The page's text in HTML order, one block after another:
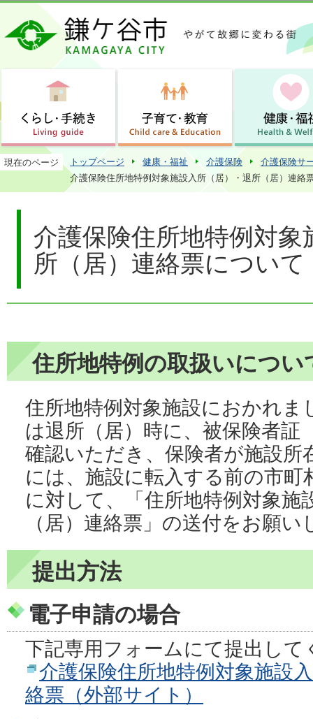
この
現在のページ トップページ 健康・福祉 介護保険
介護保険サ
介護保険住所地特例対象施設入所（居）・退所（居）連絡
介護保険住所地特例対象
所（居）連絡票について
住所地特例の取扱いについ
住所地特例対象施設におかれま
は退所（居）時に、被保険者証
確認いただき、保険者が施設所
には、施設に転入する前の市町
に対して、「住所地特例対象施
（居）連絡票」の送付をお願い
提出方法
電子申請の場合
下記専用フォームにて提出して
介護保険住所地特例対象施設
絡票（外部サイト）